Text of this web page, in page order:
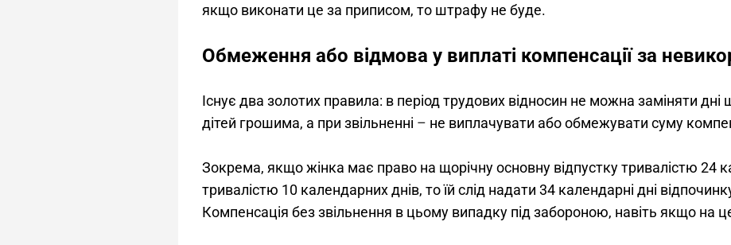
якщо виконати це за приписом, то штрафу не буде.
Обмеження або відмова у виплаті компенсації за
Існує два золотих правила: в період трудових відносин не можна заміняти дні
дітей грошима, а при звільненні – не виплачувати або обмежувати суму
Зокрема, якщо жінка має право на щорічну основну відпустку тривалістю 24
тривалістю 10 календарних днів, то їй слід надати 34 календарні дні
Компенсація без звільнення в цьому випадку під забороною, навіть якщо на